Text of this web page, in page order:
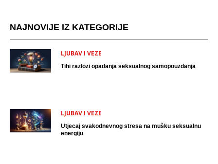
NAJNOVIJE IZ KATEGORIJE
LJUBAV I VEZE
Tihi razlozi opadanja seksualnog samopouzdanja
LJUBAV I VEZE
Utjecaj svakodnevnog stresa na mušku seksualnu
energiju